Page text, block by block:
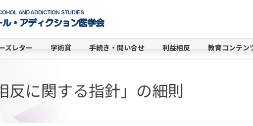
ズレター 学術賞 手続き・問い合せ 利益相反 教育コンテン
反に関する指針」の細則